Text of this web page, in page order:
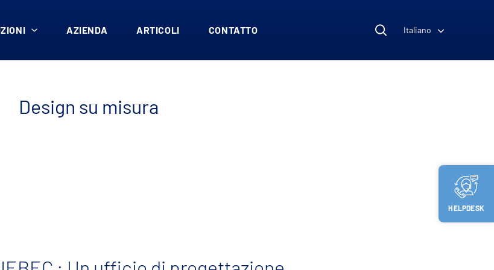
HELPDESK
AZIENDA ARTICOLI CONTATTO Italiano
Design su misura